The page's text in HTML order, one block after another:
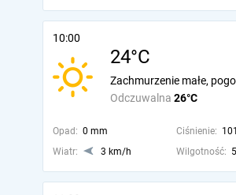
10:00
24°C
Odczuwalna 26°C
Zachmurzenie małe,
Opad: 0 mm Ciśnienie:
Wiatr:
3 km/h Wilgotność: